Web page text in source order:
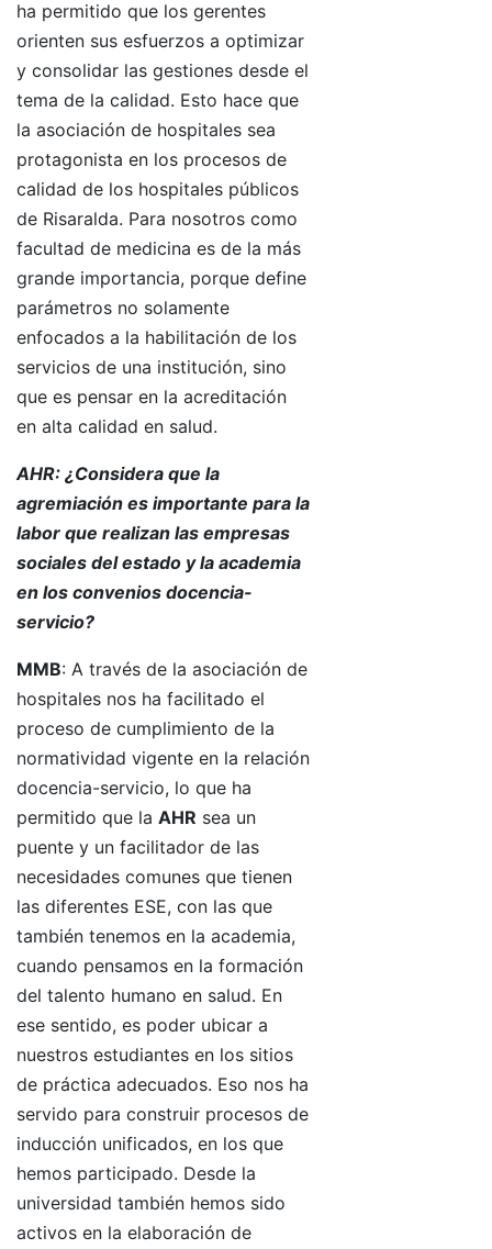
ha permitido que los gerentes
orienten sus esfuerzos a optimizar
y consolidar las gestiones desde el
tema de la calidad. Esto hace que
la asociación de hospitales sea
protagonista en los procesos de
calidad de los hospitales públicos
de Risaralda. Para nosotros como
facultad de medicina es de la más
grande importancia, porque define
parámetros no solamente
enfocados a la habilitación de los
servicios de una institución, sino
que es pensar en la acreditación
en alta calidad en salud.
AHR: ¿Considera que la
agremiación es importante para la
labor que realizan las empresas
sociales del estado y la academia
en los convenios docencia-
servicio?
MMB: A través de la asociación de
hospitales nos ha facilitado el
proceso de cumplimiento de la
normatividad vigente en la relación
docencia-servicio, lo que ha
permitido que la AHR sea un
puente y un facilitador de las
necesidades comunes que tienen
las diferentes ESE, con las que
también tenemos en la academia,
cuando pensamos en la formación
del talento humano en salud. En
ese sentido, es poder ubicar a
nuestros estudiantes en los sitios
de práctica adecuados. Eso nos ha
servido para construir procesos de
inducción unificados, en los que
hemos participado. Desde la
universidad también hemos sido
activos en la elaboración de